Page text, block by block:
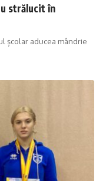
strălucit în
școlar aducea mândrie